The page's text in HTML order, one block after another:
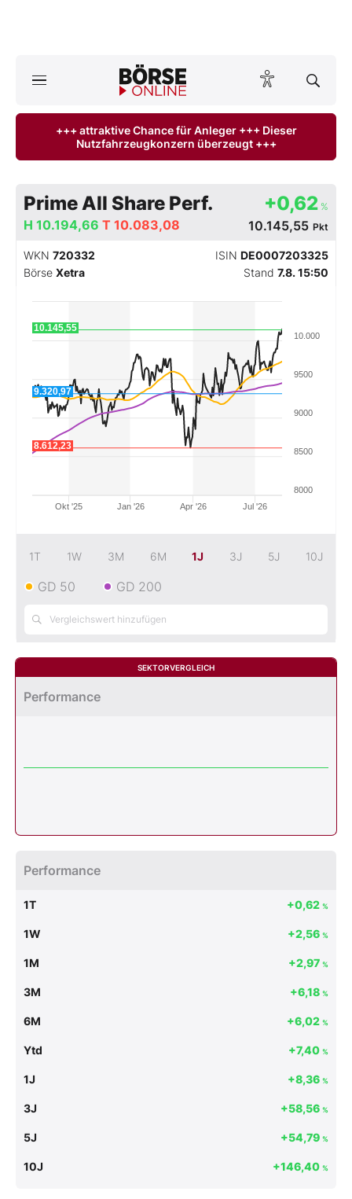
ktuelle Ausgabe BÖRSE ONLINE lesen
Finanz-Check
Abo & Shop
BO-Musterdepots
Experten
Mein B:O
Mein Konto
+++ attraktive Chance für Anleger +++ Dieser
Nutzfahrzeugkonzern überzeugt +++
Prime All Share Perf. +0,62 %
10.145,55 Pkt
H 10.194,66 T 10.083,08
WKN 720332 ISIN DE0007203325
Börse Xetra Stand 7.8. 15:50
Jan '26 Jul '26
Okt '25 Apr '26
8000
9000
10.000
8500
9500
9.320,97
8.612,23
10.145,55
1T 1W 3M 6M 1J 3J 5J 10J
GD 50 GD 200
SEKTORVERGLEICH
Performance
Performance
1T +0,62 %
1W +2,56 %
1M +2,97 %
3M +6,18 %
6M +6,02 %
Ytd +7,40 %
1J +8,36 %
3J +58,56 %
5J +54,79 %
10J +146,40 %